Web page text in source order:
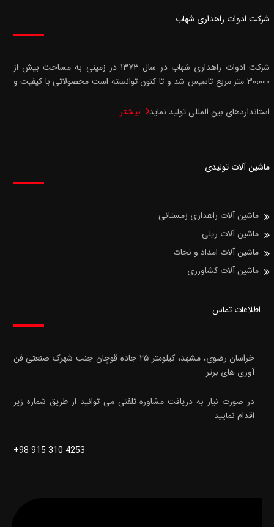
شرکت ادوات راهداری شهاب
شرکت ادوات راهداری شهاب در سال ۱۳۷۳ در زمینی به مساحت بیش از
۳۰،۰۰۰ متر مربع تاسیس شد و تا کنون توانسته است محصولاتی با کیفیت و
استانداردهای بین المللی تولید نماید. بیشتر
ماشین آلات تولیدی
ماشین آلات راهداری زمستانی
ماشین آلات ریلی
ماشین آلات امداد و نجات
ماشین آلات کشاورزی
اطلاعات تماس
خراسان رضوی، مشهد، کیلومتر ۲۵ جاده قوچان
جنب شهرک صنعتی فن
آوری های برتر
در صورت نیاز به دریافت مشاوره تلفنی می توانید از طریق شماره زیر
اقدام نمایید
+98 915 310 4253